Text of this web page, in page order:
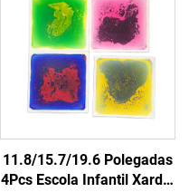
11.8/15.7/19.6 Polegadas
4Pcs Escola Infantil Xardín